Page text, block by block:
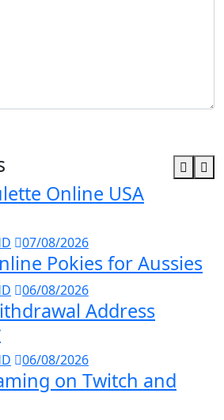
Online USA
07/08/2026
Pokies for Aussies
06/08/2026
Address
06/08/2026
on Twitch and